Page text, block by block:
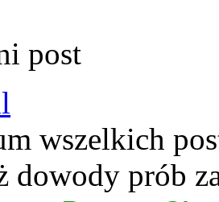
post
wszelkich
dowody prób